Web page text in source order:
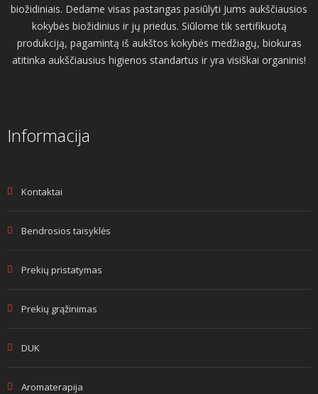
biožidiniais. Dedame visas pastangas pasiūlyti Jums aukščiausios
kokybės biožidinius ir jų priedus. Siūlome tik sertifikuotą
produkciją, pagamintą iš aukštos kokybės medžiagų, biokuras
atitinka aukščiausius higienos standartus ir yra visiškai organinis!
Informacija
Kontaktai
Bendrosios taisyklės
Prekių pristatymas
Prekių grąžinimas
DUK
Aromaterapija